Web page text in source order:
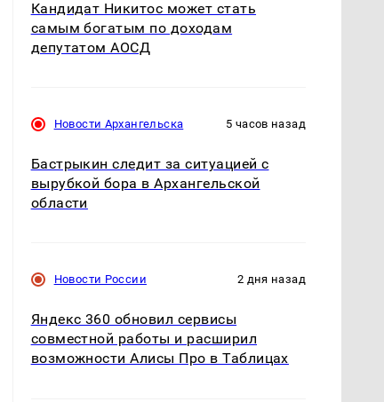
Кандидат Никитос может стать
самым богатым по доходам
депутатом АОСД
Новости Архангельска 5 часов назад
Бастрыкин следит за ситуацией с
вырубкой бора в Архангельской
области
Новости России 2 дня назад
Яндекс 360 обновил сервисы
совместной работы и расширил
возможности Алисы Про в Таблицах